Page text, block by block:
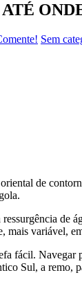
Sem
de
de
mais variável,
fácil.
Sul, a